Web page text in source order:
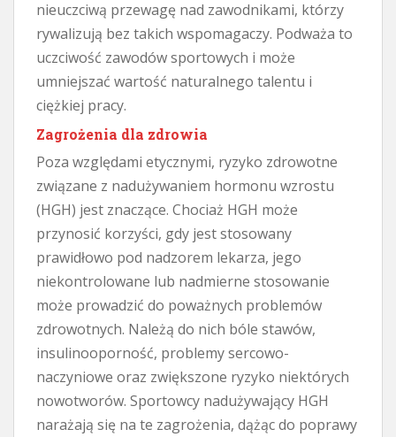
nieuczciwą przewagę nad zawodnikami, którzy
rywalizują bez takich wspomagaczy. Podważa to
uczciwość zawodów sportowych i może
umniejszać wartość naturalnego talentu i
ciężkiej pracy.
Zagrożenia dla zdrowia
Poza względami etycznymi, ryzyko zdrowotne
związane z nadużywaniem hormonu wzrostu
(HGH) jest znaczące. Chociaż HGH może
przynosić korzyści, gdy jest stosowany
prawidłowo pod nadzorem lekarza, jego
niekontrolowane lub nadmierne stosowanie
może prowadzić do poważnych problemów
zdrowotnych. Należą do nich bóle stawów,
insulinooporność, problemy sercowo-
naczyniowe oraz zwiększone ryzyko niektórych
nowotworów. Sportowcy nadużywający HGH
narażają się na te zagrożenia, dążąc do poprawy